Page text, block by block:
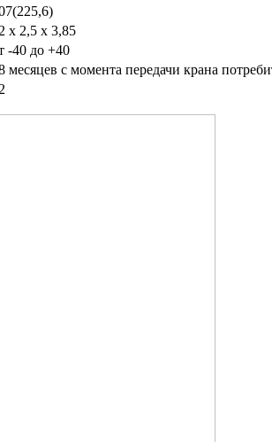
х 2,5 х 3,85
-40 до +40
месяцев с момента передачи крана